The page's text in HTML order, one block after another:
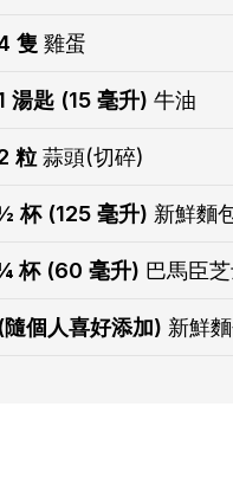
隻 雞蛋
湯匙 (15 毫升) 牛油
粒 蒜頭(切碎)
杯 (125 毫升) 新鮮麵
杯 (60 毫升) 巴馬臣
(隨個人喜好添加) 新鮮